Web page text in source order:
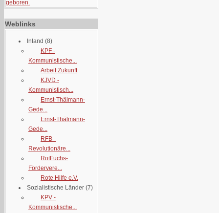
geboren.
Weblinks
Inland (8)
KPF -
Kommunistische...
Arbeit Zukunft
KJVD -
Kommunistisch...
Ernst-Thälmann-
Gede...
Ernst-Thälmann-
Gede...
RFB -
Revolutionäre...
RotFuchs-
Fördervere...
Rote Hilfe e.V.
Sozialistische Länder (7)
KPV -
Kommunistische...